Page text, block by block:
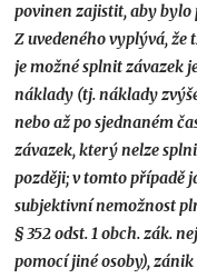
povinen zajistit, aby
Z uvedeného vyplývá,
je možné splnit závazek
náklady (tj. náklady
nebo až po sjednaném
závazek, který nelze
později; v tomto případě
subjektivní nemožnost
§ 352 odst. 1 obch. zák.
pomocí jiné osoby),